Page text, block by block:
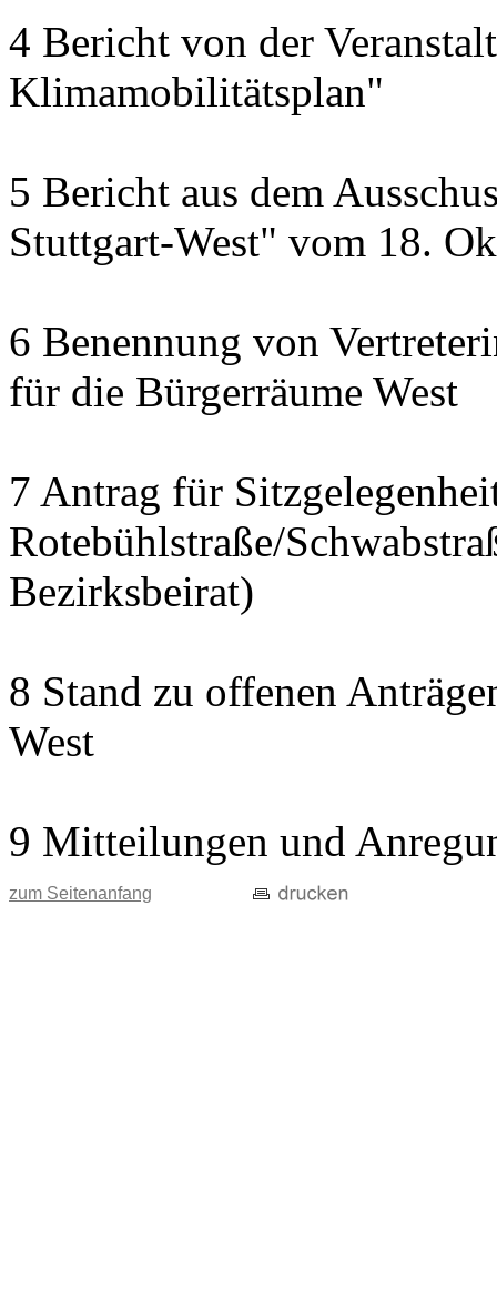
4 Bericht von der
Klimamobilitätsplan"
5 Bericht aus dem
Stuttgart-West" vom 18.
6 Benennung von
für die Bürgerräume West
7 Antrag für
Rotebühlstraße/
Bezirksbeirat)
8 Stand zu offenen
West
9 Mitteilungen und
zum Seitenanfang